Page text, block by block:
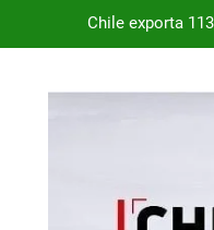
Chile exporta
Chile exporta